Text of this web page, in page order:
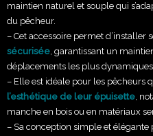
maintien naturel et souple qui
du pêcheur.
– Cet accessoire permet d’installer
sécurisée, garantissant un
déplacements les plus
– Elle est idéale pour les pêcheurs
l’esthétique de leur épuisette,
manche en bois ou en matériaux
– Sa conception simple et élégante